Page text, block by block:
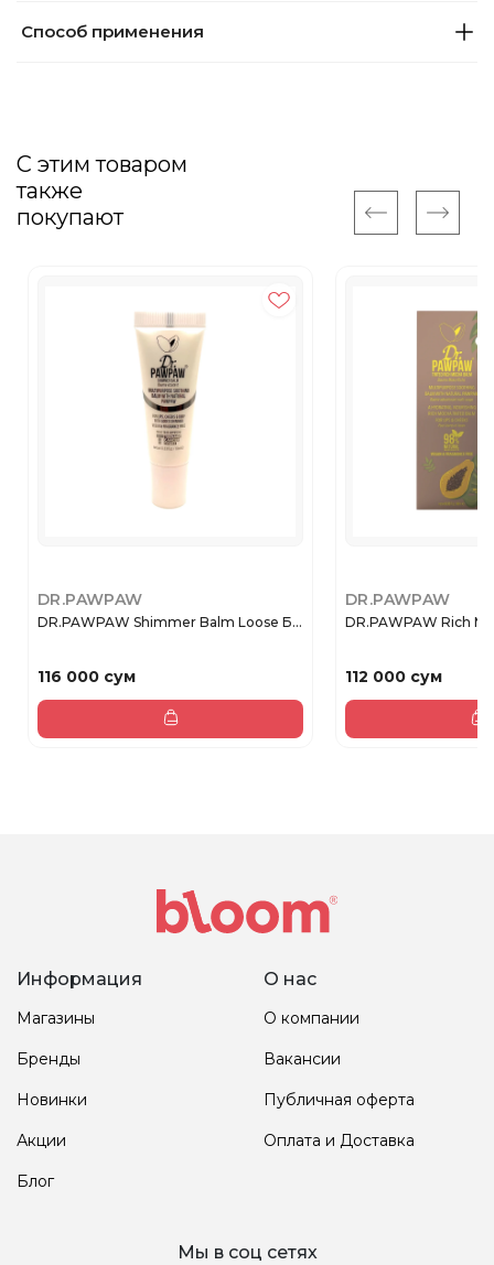
Способ применения
С этим товаром
также
покупают
DR.PAWPAW
DR.PAWPAW Shimmer Balm Loose Б...
116 000 сум
DR.PAWPAW
DR.PAWPAW Rich
112 000 сум
Информация
Магазины
Бренды
Новинки
Акции
Блог
О нас
О компании
Вакансии
Публичная оферта
Оплата и Доставка
Мы в соц сетях